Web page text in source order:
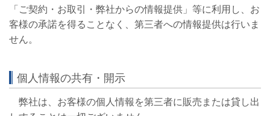
「ご契約・お取引・弊社からの情報提供」等に利用し、お
客様の承諾を得ることなく、第三者への情報提供は行いま
せん。
個人情報の共有・開示
弊社は、お客様の個人情報を第三者に販売または貸し出